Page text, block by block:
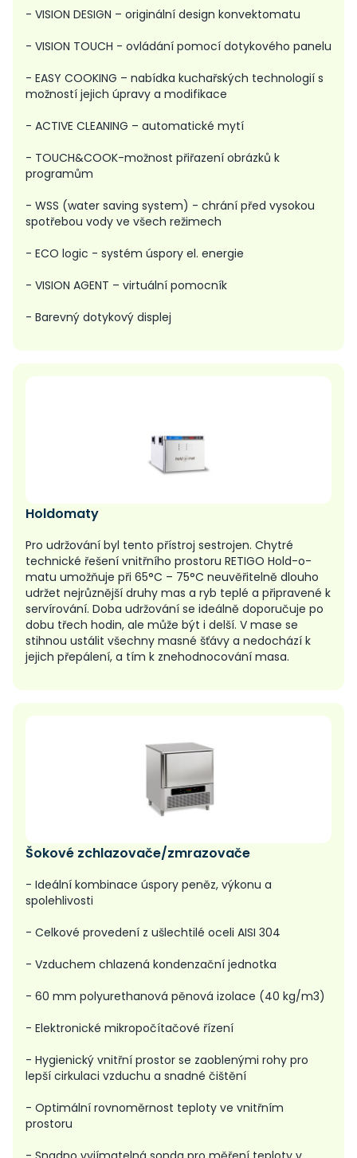
- VISION DESIGN – originální design konvektomatu
- VISION TOUCH - ovládání pomocí dotykového panelu
- EASY COOKING – nabídka kuchařských technologií s
možností jejich úpravy a modifikace
- ACTIVE CLEANING – automatické mytí
- TOUCH&COOK-možnost přiřazení obrázků k
programům
- WSS (water saving system) - chrání před vysokou
spotřebou vody ve všech režimech
- ECO logic - systém úspory el. energie
- VISION AGENT – virtuální pomocník
- Barevný dotykový displej
Holdomaty
Pro udržování byl tento přístroj sestrojen. Chytré
technické řešení vnitřního prostoru RETIGO Hold-o-
matu umožňuje při 65°C – 75°C neuvěřitelně dlouho
udržet nejrůznější druhy mas a ryb teplé a připravené k
servírování. Doba udržování se ideálně doporučuje po
dobu třech hodin, ale může být i delší. V mase se
stihnou ustálit všechny masné šťávy a nedochází k
jejich přepálení, a tím k znehodnocování masa.
Šokové zchlazovače/zmrazovače
- Ideální kombinace úspory peněz, výkonu a
spolehlivosti
- Celkové provedení z ušlechtilé oceli AISI 304
- Vzduchem chlazená kondenzační jednotka
- 60 mm polyurethanová pěnová izolace (40 kg/m3)
- Elektronické mikropočítačové řízení
- Hygienický vnitřní prostor se zaoblenými rohy pro
lepší cirkulaci vzduchu a snadné čištění
- Optimální rovnoměrnost teploty ve vnitřním
prostoru